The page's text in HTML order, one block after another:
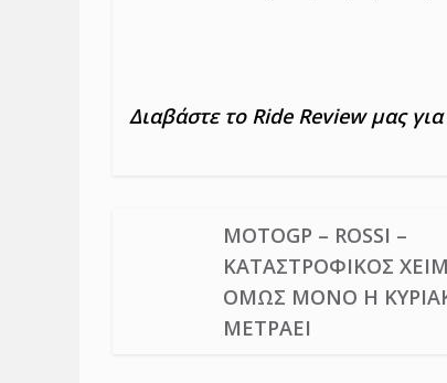
Διαβάστε το Ride Review μας
MOTOGP – ROSSI –
ΚΑΤΑΣΤΡΟΦΙΚΌΣ
ΌΜΩΣ ΜΌΝΟ Η
ΜΕΤΡΆΕΙ